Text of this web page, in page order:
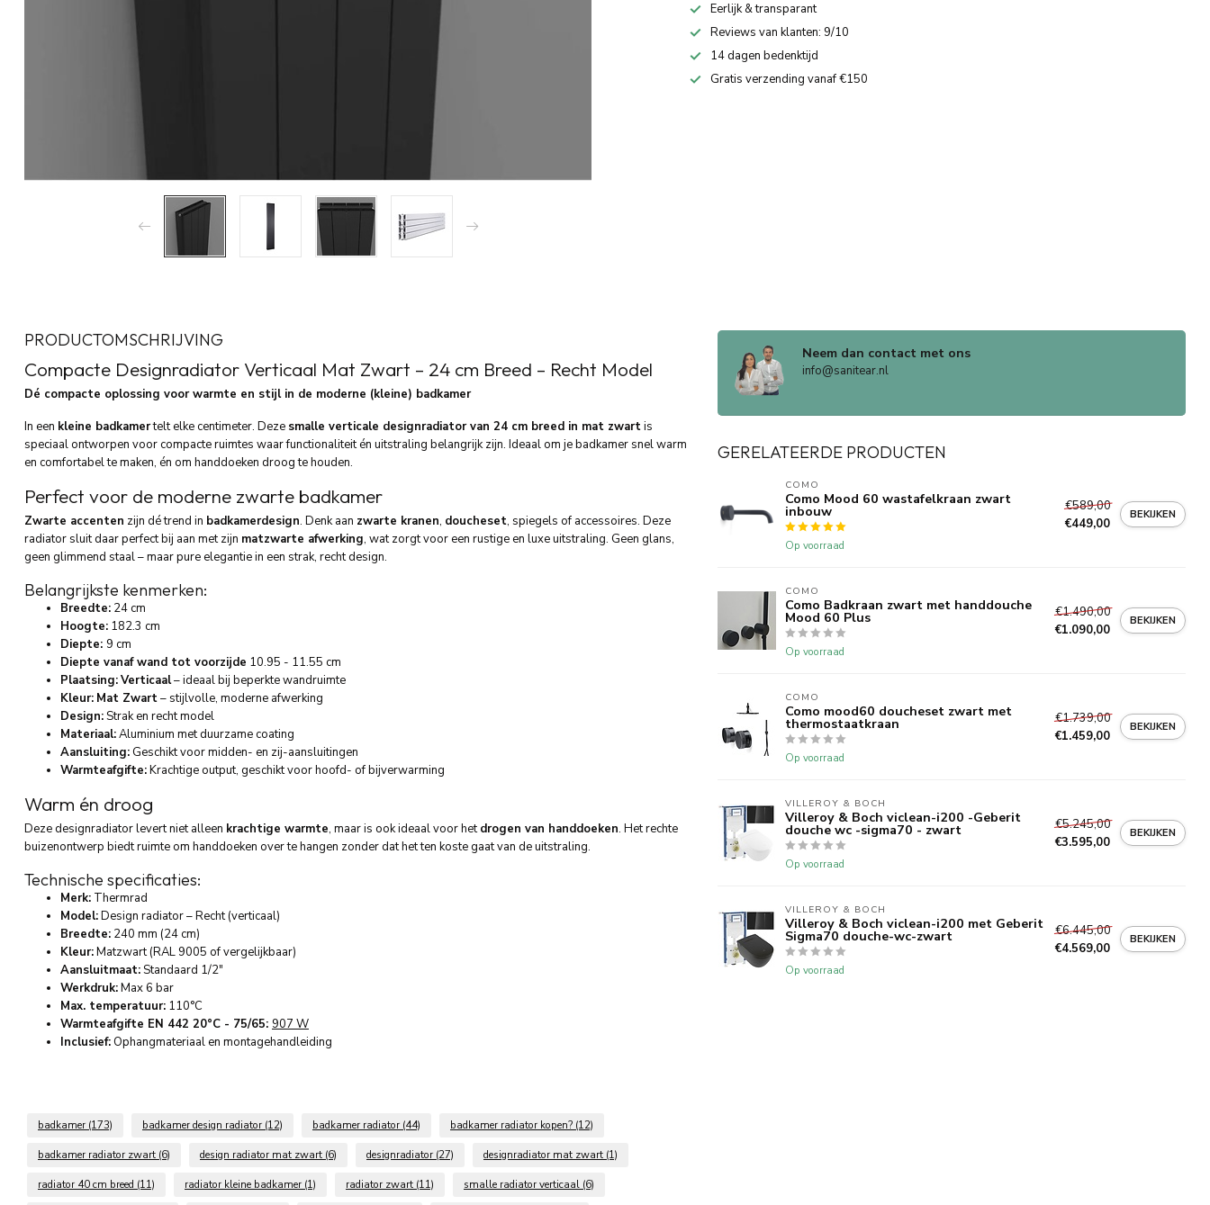
Eerlijk & transparant
Reviews van klanten: 9/10
14 dagen bedenktijd
Gratis verzending vanaf €150
PRODUCTOMSCHRIJVING
Compacte Designradiator Verticaal Mat Zwart – 24 cm Breed – Recht Model
Dé compacte oplossing voor warmte en stijl in de moderne (kleine) badkamer
In een kleine badkamertelt elke centimeter. Deze smalle verticale designradiator van 24 cm breed in mat zwartis
speciaal ontworpen voor compacte ruimtes waar functionaliteit én uitstraling belangrijk zijn. Ideaal om je badkamer snel warm
en comfortabel te maken, én om handdoeken droog te houden.
Perfect voor de moderne zwarte badkamer
Zwarte accenten zijn dé trend in badkamerdesign. Denk aan zwarte kranen, doucheset, spiegels of accessoires. Deze
radiator sluit daar perfect bij aan met zijn matzwarte afwerking, wat zorgt voor een rustige en luxe uitstraling. Geen glans,
geen glimmend staal – maar pure elegantie in een strak, recht design.
Belangrijkste kenmerken:
Breedte: 24 cm
Hoogte: 182.3 cm
Diepte: 9 cm
Diepte vanaf wand tot voorzijde 10.95 - 11.55 cm
Plaatsing:Verticaal– ideaal bij beperkte wandruimte
Kleur: Mat Zwart– stijlvolle, moderne afwerking
Design:Strak en recht model
Materiaal:Aluminium met duurzame coating
Aansluiting: Geschikt voor midden- en zij-aansluitingen
Warmteafgifte:Krachtige output, geschikt voor hoofd- of bijverwarming
Warm én droog
Deze designradiator levert niet alleen krachtige warmte, maar is ook ideaal voor hetdrogen van handdoeken. Het rechte
buizenontwerp biedt ruimte om handdoeken over te hangen zonder dat het ten koste gaat van de uitstraling.
Technische specificaties:
Merk: Thermrad
Model:Design radiator – Recht (verticaal)
Breedte: 240 mm (24 cm)
Kleur:Matzwart (RAL 9005 of vergelijkbaar)
Aansluitmaat:Standaard 1/2"
Werkdruk:Max 6 bar
Max. temperatuur: 110°C
Warmteafgifte EN 442 20°C - 75/65: 907 W
Inclusief: Ophangmateriaal en montagehandleiding
badkamer (173) badkamer design radiator (12) badkamer radiator (44) badkamer radiator kopen? (12)
badkamer radiator zwart (6) design radiator mat zwart (6) designradiator (27) designradiator mat zwart (1)
radiator 40 cm breed (11) radiator kleine badkamer (1) radiator zwart (11) smalle radiator verticaal (6)
Neem dan contact met ons
info@sanitear.nl
GERELATEERDE PRODUCTEN
COMO
Como Mood 60 wastafelkraan zwart
inbouw
Op voorraad
€589,00
€449,00
BEKIJKEN
COMO
Como Badkraan zwart met handdouche
Mood 60 Plus
Op voorraad
€1.490,00
€1.090,00
BEKIJKEN
COMO
Como mood60 doucheset zwart met
thermostaatkraan
Op voorraad
€1.739,00
€1.459,00
BEKIJKEN
VILLEROY & BOCH
Villeroy & Boch viclean-i200 -Geberit
douche wc -sigma70 - zwart
Op voorraad
€5.245,00
€3.595,00
BEKIJKEN
VILLEROY & BOCH
Villeroy & Boch viclean-i200 met Geberit
Sigma70 douche-wc-zwart
Op voorraad
€6.445,00
€4.569,00
BEKIJKEN